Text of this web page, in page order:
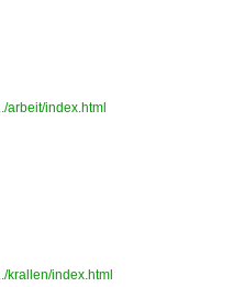
arbeit/index.html
krallen/index.html